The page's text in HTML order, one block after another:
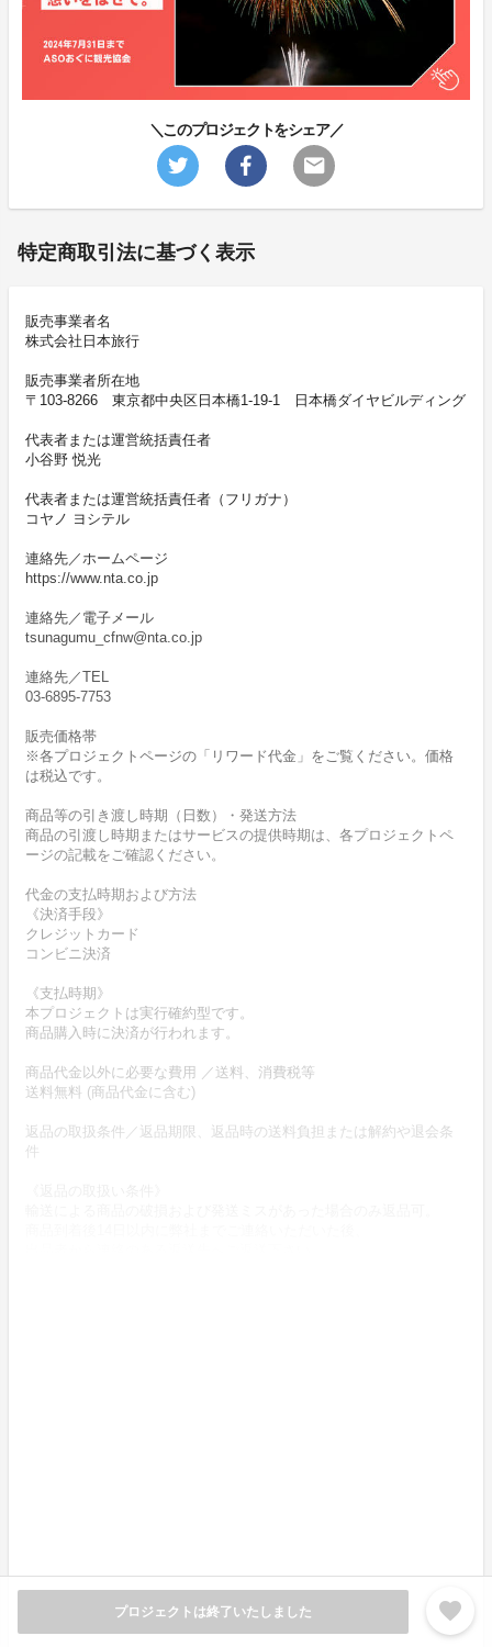
プロジェクトは終了いたしました favorite
＼このプロジェクトをシェア／
特定商取引法に基づく表示
販売事業者名
株式会社日本旅行
販売事業者所在地
〒103-8266 東京都中央区日本橋1-19-1 日本橋ダイヤビルディング
代表者または運営統括責任者
小谷野 悦光
代表者または運営統括責任者（フリガナ）
コヤノ ヨシテル
連絡先／ホームページ
https://www.nta.co.jp
連絡先／電子メール
tsunagumu_cfnw@nta.co.jp
連絡先／TEL
03-6895-7753
販売価格帯
※各プロジェクトページの「リワード代金」をご覧ください。価格
は税込です。
商品等の引き渡し時期（日数）・発送方法
商品の引渡し時期またはサービスの提供時期は、各プロジェクトペ
ージの記載をご確認ください。
代金の支払時期および方法
《決済手段》
クレジットカード
コンビニ決済
《支払時期》
本プロジェクトは実行確約型です。
商品購入時に決済が行われます。
商品代金以外に必要な費用 ／送料、消費税等
送料無料 (商品代金に含む)
返品の取扱条件／返品期限、返品時の送料負担または解約や退会条
件
次回研修の受講期限：令和6年11月17日
研修実施団体名：阿蘇小売酒販組合